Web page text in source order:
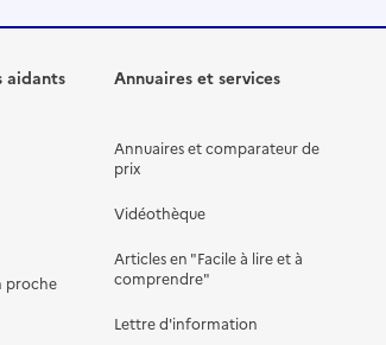
aidants
proche
Annuaires et services
Annuaires et comparateur de
prix
Vidéothèque
Articles en "Facile à lire et à
comprendre"
Lettre d'information